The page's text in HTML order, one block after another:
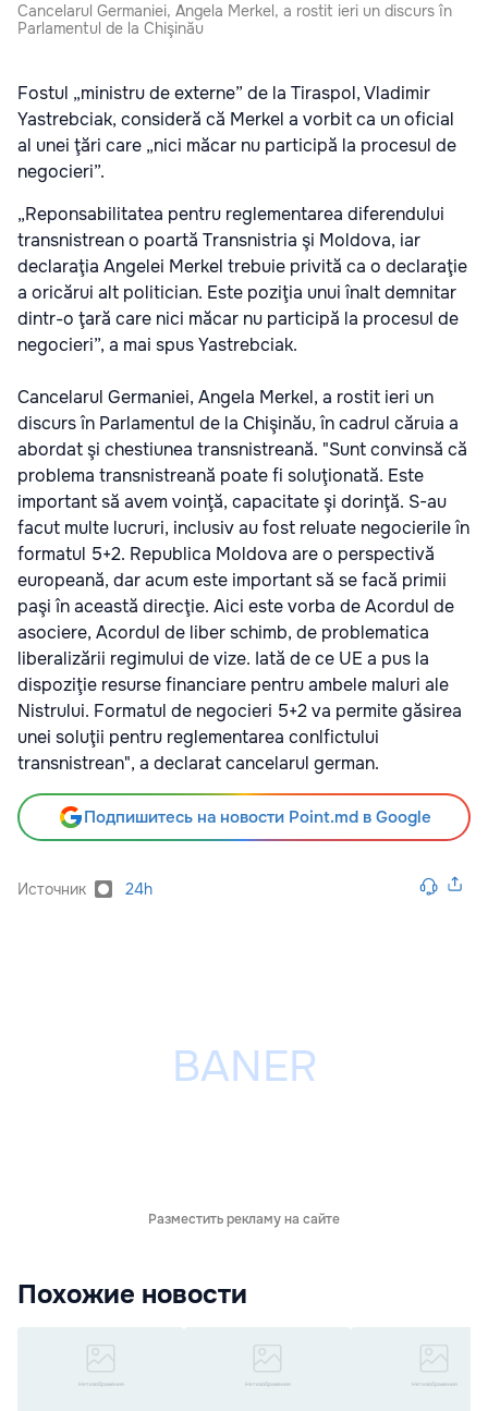
Cancelarul Germaniei, Angela Merkel, a rostit ieri un discurs în
Parlamentul de la Chişinău
Fostul „ministru de externe” de la Tiraspol, Vladimir
Yastrebciak, consideră că Merkel a vorbit ca un oficial
al unei ţări care „nici măcar nu participă la procesul de
negocieri”.
„Reponsabilitatea pentru reglementarea diferendului
transnistrean o poartă Transnistria şi Moldova, iar
declaraţia Angelei Merkel trebuie privită ca o declaraţie
a oricărui alt politician. Este poziţia unui înalt demnitar
dintr-o ţară care nici măcar nu participă la procesul de
negocieri”, a mai spus Yastrebciak.
Cancelarul Germaniei, Angela Merkel, a rostit ieri un
discurs în Parlamentul de la Chişinău, în cadrul căruia a
abordat şi chestiunea transnistreană. "Sunt convinsă că
problema transnistreană poate fi soluţionată. Este
important să avem voinţă, capacitate şi dorinţă. S-au
facut multe lucruri, inclusiv au fost reluate negocierile în
formatul 5+2. Republica Moldova are o perspectivă
europeană, dar acum este important să se facă primii
paşi în această direcţie. Aici este vorba de Acordul de
asociere, Acordul de liber schimb, de problematica
liberalizării regimului de vize. Iată de ce UE a pus la
dispoziţie resurse financiare pentru ambele maluri ale
Nistrului. Formatul de negocieri 5+2 va permite găsirea
unei soluţii pentru reglementarea conlfictului
transnistrean", a declarat cancelarul german.
Подпишитесь на новости Point.md в Google
Источник 24h
Разместить рекламу на сайте
Похожие новости